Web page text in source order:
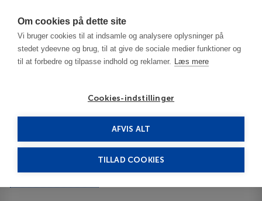
Om cookies på dette site
Vi bruger cookies til at indsamle og analysere oplysninger på
stedet ydeevne og brug, til at give de sociale medier funktioner og
til at forbedre og tilpasse indhold og reklamer. Læs mere
Cookies-indstillinger
AFVIS ALT
TILLAD COOKIES
Mirena 3***